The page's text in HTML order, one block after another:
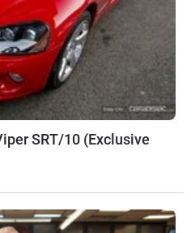
SRT/10 (Exclusive